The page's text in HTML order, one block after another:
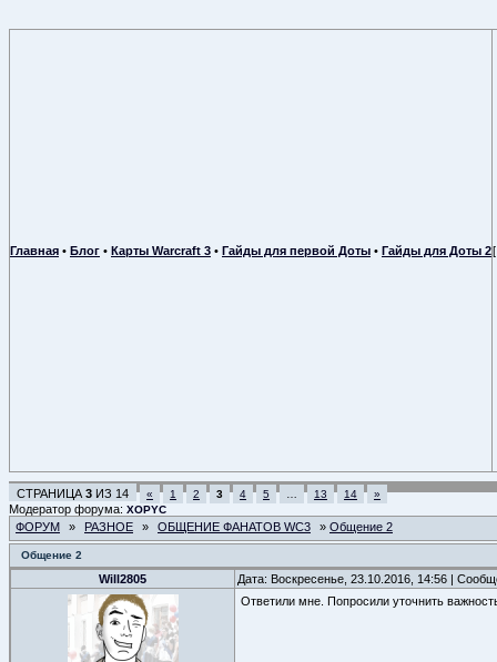
Главная • Блог • Карты Warcraft 3 • Гайды для первой Доты • Гайды для Доты 2
СТРАНИЦА 3 ИЗ 14 « 1 2 3 4 5 13 14 »
Модератор форума: XOPYC
ФОРУМ » РАЗНОЕ » ОБЩЕНИЕ ФАНАТОВ WC3 » Общение 2
Общение 2
Will2805 Дата: Воскресенье, 23.10.2016, 14:56 |
Ответили мне. Попросили уточнить